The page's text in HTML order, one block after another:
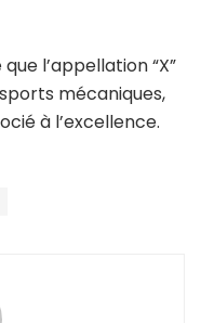
l’appellation “X”
mécaniques,
à l’excellence.